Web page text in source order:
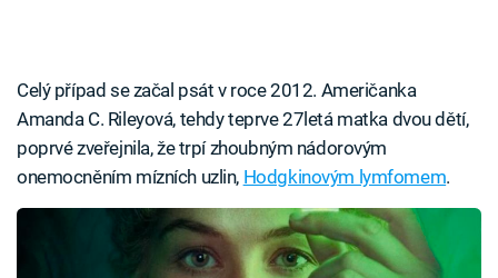
Celý případ se začal psát v roce 2012. Američanka
Amanda C. Rileyová, tehdy teprve 27letá matka dvou dětí,
poprvé zveřejnila, že trpí zhoubným nádorovým
onemocněním mízních uzlin, Hodgkinovým lymfomem.